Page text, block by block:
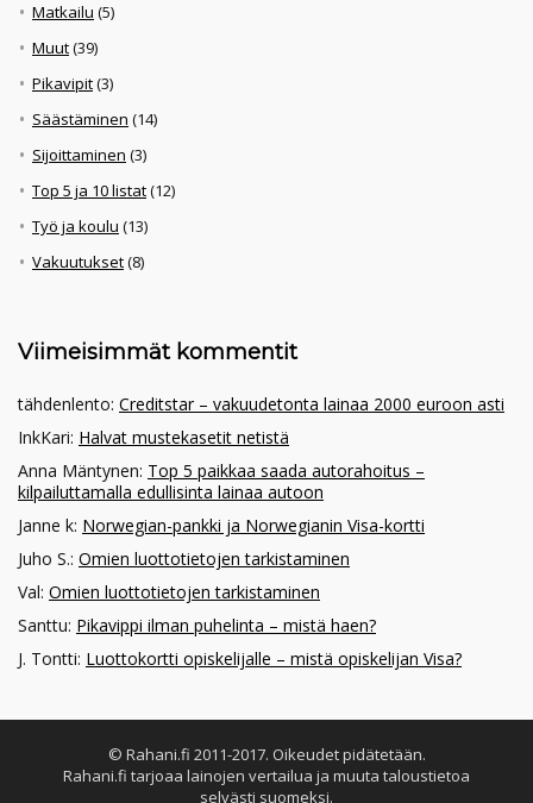
Matkailu (5)
Muut(39)
Pikavipit(3)
Säästäminen (14)
Sijoittaminen (3)
Top 5 ja 10 listat(12)
Työ ja koulu (13)
Vakuutukset(8)
Viimeisimmät kommentit
tähdenlento: Creditstar – vakuudetonta lainaa 2000 euroon asti
InkKari: Halvat mustekasetit netistä
Anna Mäntynen: Top 5 paikkaa saada autorahoitus –
kilpailuttamalla edullisinta lainaa autoon
Janne k: Norwegian-pankki ja Norwegianin Visa-kortti
Juho S.: Omien luottotietojen tarkistaminen
Val: Omien luottotietojen tarkistaminen
Santtu: Pikavippi ilman puhelinta – mistä haen?
J. Tontti: Luottokortti opiskelijalle – mistä opiskelijan Visa?
© Rahani.fi 2011-2017. Oikeudet pidätetään.
Rahani.fi tarjoaa lainojen vertailua ja muuta taloustietoa
selvästi suomeksi.